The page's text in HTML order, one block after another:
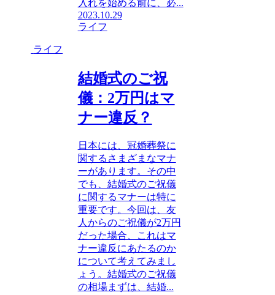
入れを始める前に、必...
2023.10.29
ライフ
ライフ
結婚式のご祝
儀：2万円はマ
ナー違反？
日本には、冠婚葬祭に
関するさまざまなマナ
ーがあります。その中
でも、結婚式のご祝儀
に関するマナーは特に
重要です。今回は、友
人からのご祝儀が2万円
だった場合、これはマ
ナー違反にあたるのか
について考えてみまし
ょう。結婚式のご祝儀
の相場まずは、結婚...